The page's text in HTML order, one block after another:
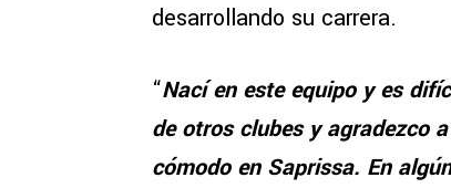
desarrollando su carrera.
“Nací en este equipo y es
de otros clubes y agradezco
cómodo en Saprissa. En